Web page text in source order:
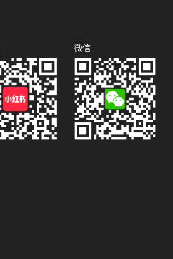
微信